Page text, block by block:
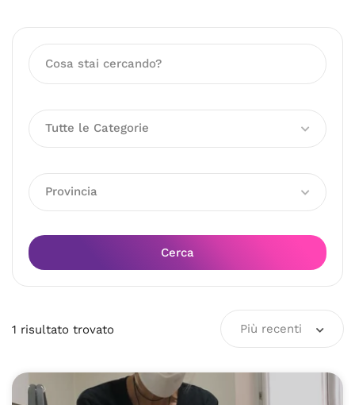
Tutte le Categorie
Provincia
Cerca
1 risultato trovato Più recenti